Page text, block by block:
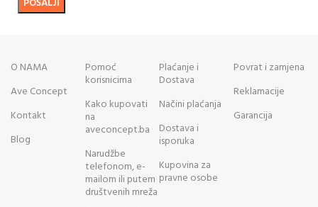
O NAMA
Ave Concept
Kontakt
Blog
Pomoć
korisnicima
Kako kupovati
na
aveconcept.ba
Narudžbe
telefonom, e-
mailom ili putem
društvenih mreža
Plaćanje i
Dostava
Načini plaćanja
Dostava i
isporuka
Kupovina za
pravne osobe
Povrat i zamjena
Reklamacije
Garancija